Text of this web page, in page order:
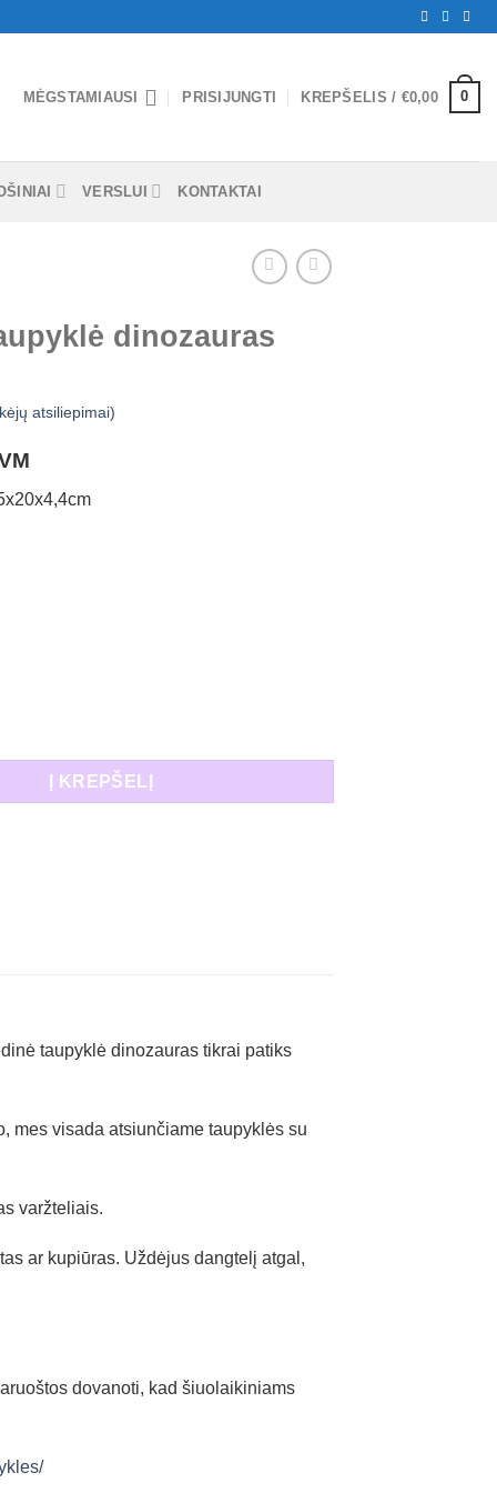
MĖGSTAMIAUSI PRISIJUNGTI KREPŠELIS / €0,00 0
VERSLUI KONTAKTAI
dinozauras
atsiliepimai)
taupyklė dinozauras
Į KREPŠELĮ
taupyklė dinozauras tikrai patiks
mes visada atsiunčiame taupyklės su
varžteliais.
ar kupiūras. Uždėjus dangtelį atgal,
dovanoti, kad šiuolaikiniams